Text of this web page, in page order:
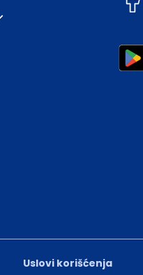
Uslovi korišćenja